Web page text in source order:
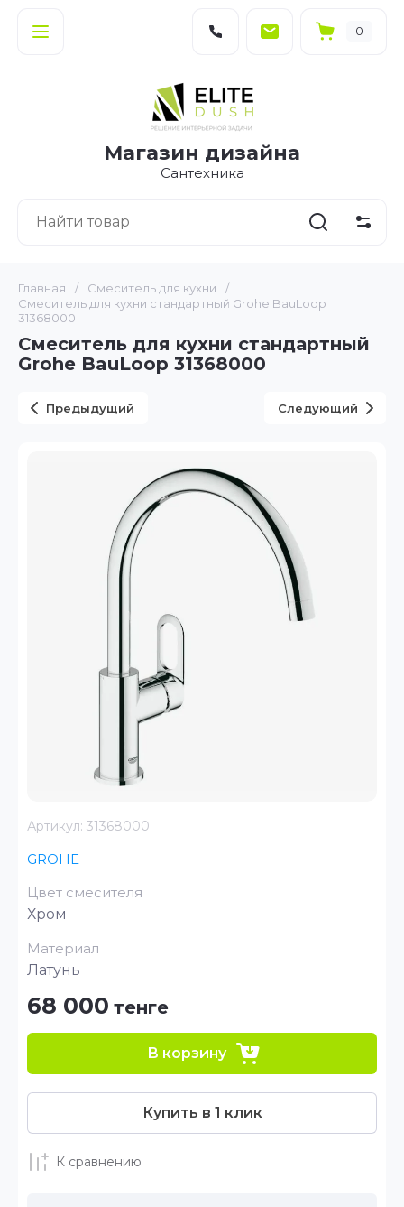
0
Магазин дизайна
Сантехника
Главная / Смеситель для кухни
/
Смеситель для кухни стандартный Grohe BauLoop
31368000
Смеситель для кухни стандартный
Grohe BauLoop 31368000
Предыдущий Следующий
Артикул: 31368000
GROHE
Цвет смесителя
Хром
Материал
Латунь
68 000 тенге
В корзину
Купить в 1 клик
К сравнению